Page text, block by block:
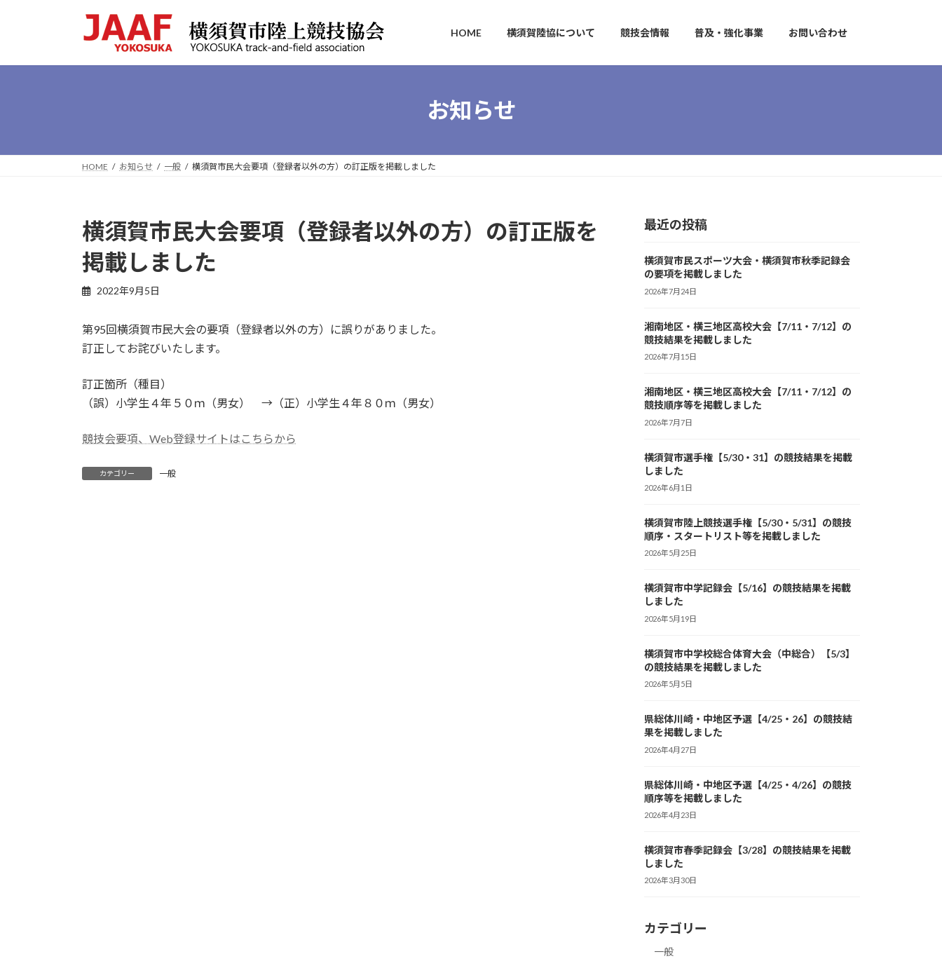
プ
動
HOME 横須賀陸協について 競技会情報 普及・強化事業 お問い合わせ
お知らせ
HOME お知らせ 一般 横須賀市民大会要項（登録者以外の方）の訂正版を掲載しました
横須賀市民大会要項（登録者以外の方）の訂正版を
掲載しました
2022年9月5日
新
日
第95回横須賀市民大会の要項（登録者以外の方）に誤りがありました。
訂正してお詫びいたします。
訂正箇所（種目）
（誤）小学生４年５０ｍ（男女） →（正）小学生４年８０ｍ（男女）
競技会要項、Web登録サイトはこちらから
カテゴリー 一般
最近の投稿
横須賀市民スポーツ大会・横須賀市秋季記録会
の要項を掲載しました
2026年7月24日
湘南地区・横三地区高校大会【7/11・7/12】の
競技結果を掲載しました
2026年7月15日
湘南地区・横三地区高校大会【7/11・7/12】の
競技順序等を掲載しました
2026年7月7日
横須賀市選手権【5/30・31】の競技結果を掲載
しました
2026年6月1日
横須賀市陸上競技選手権【5/30・5/31】の競技
順序・スタートリスト等を掲載しました
2026年5月25日
横須賀市中学記録会【5/16】の競技結果を掲載
しました
2026年5月19日
横須賀市中学校総合体育大会（中総合）【5/3】
の競技結果を掲載しました
2026年5月5日
県総体川崎・中地区予選【4/25・26】の競技結
果を掲載しました
2026年4月27日
県総体川崎・中地区予選【4/25・4/26】の競技
順序等を掲載しました
2026年4月23日
横須賀市春季記録会【3/28】の競技結果を掲載
しました
2026年3月30日
カテゴリー
一般